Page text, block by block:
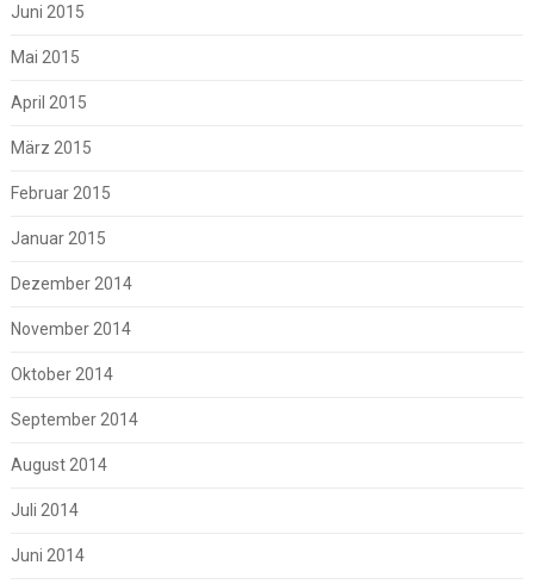
Juni 2015
Mai 2015
April 2015
März 2015
Februar 2015
Januar 2015
Dezember 2014
November 2014
Oktober 2014
September 2014
August 2014
Juli 2014
Juni 2014